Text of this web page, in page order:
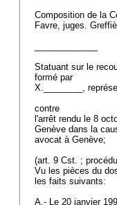
Composition de la
Favre, juges.
Statuant sur le
formé par
X.________,
contre
l'arrêt rendu le 8
Genève dans la
avocat à Genève;
(art. 9 Cst. ;
Vu les pièces du
les faits suivants:
A.- Le 20 janvier